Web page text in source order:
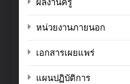
ผลงานครู
หน่วยงานภายนอก
เอกสารเผยแพร่
แผนปฏิบัติการ